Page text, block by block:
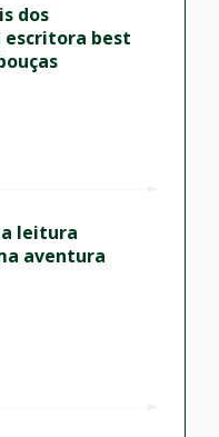
dos
escritora best
leitura
aventura